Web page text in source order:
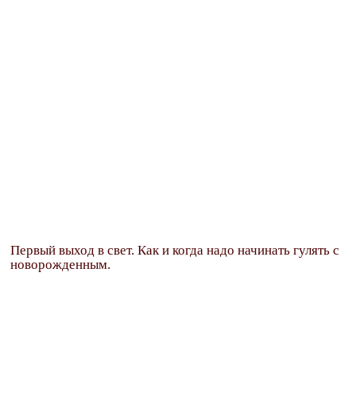
Первый выход в свет. Как и когда надо начинать гулять с
новорожденным.